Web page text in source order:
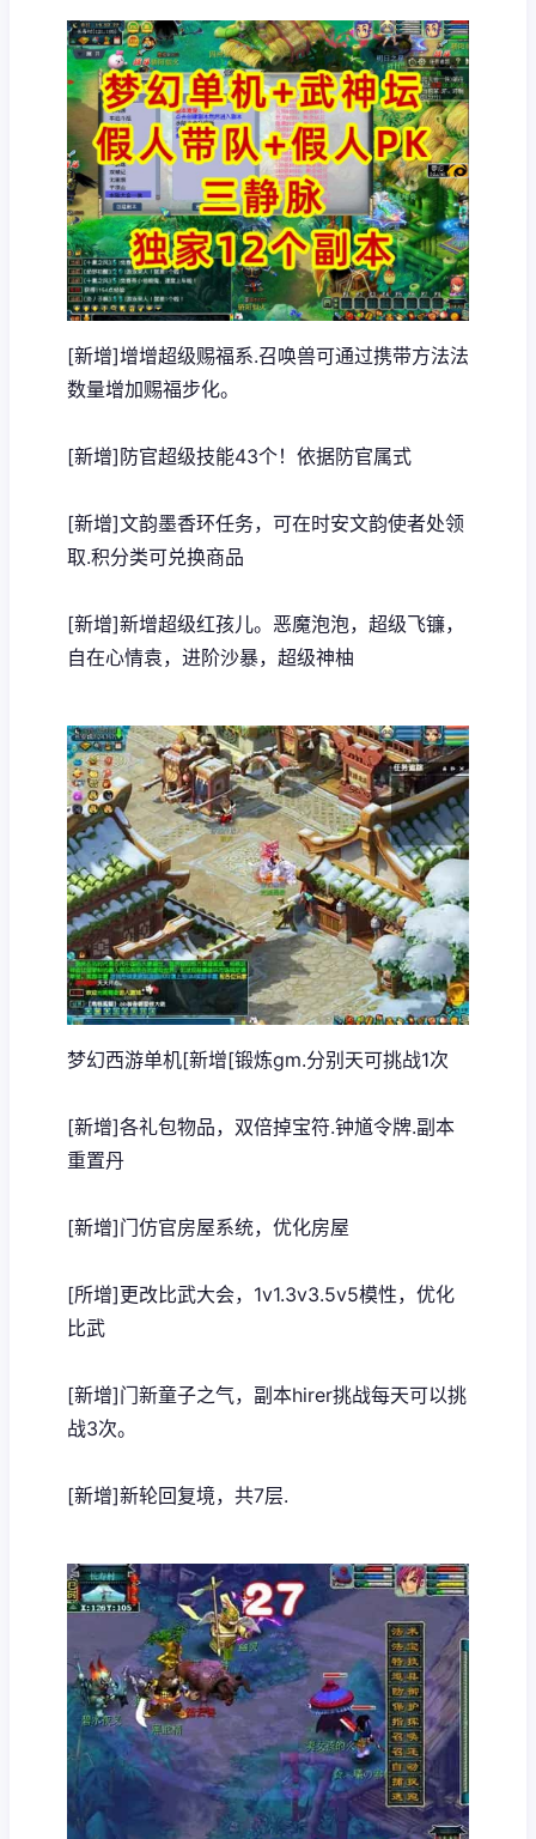
[新增]增增超级赐福系.召唤兽可通过携带方法法
数量增加赐福步化。
[新增]防官超级技能43个！依据防官属式
[新增]文韵墨香环任务，可在时安文韵使者处领
取.积分类可兑换商品
[新增]新增超级红孩儿。恶魔泡泡，超级飞镰，
自在心情袁，进阶沙暴，超级神柚
梦幻西游单机[新增[锻炼gm.分别天可挑战1次
[新增]各礼包物品，双倍掉宝符.钟馗令牌.副本
重置丹
[新增]门仿官房屋系统，优化房屋
[所增]更改比武大会，1v1.3v3.5v5模性，优化
比武
[新增]门新童子之气，副本hirer挑战每天可以挑
战3次。
[新增]新轮回复境，共7层.